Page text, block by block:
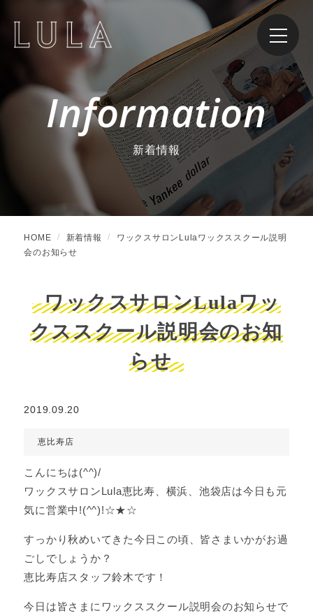
Information
新着情報
HOME 新着情報
ワックスサロンLulaワックススクール説明
会のお知らせ
ワックスサロンLulaワッ
クススクール説明会のお知
らせ
2019.09.20
恵比寿店
こんにちは(^^)/
ワックスサロンLula恵比寿、横浜、池袋店は今日も元
気に営業中!(^^)!☆★☆
すっかり秋めいてきた今日この頃、皆さまいかがお過
ごしでしょうか？
恵比寿店スタッフ鈴木です！
今日は皆さまにワックススクール説明会のお知らせで